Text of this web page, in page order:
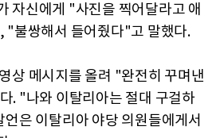
자신에게 "사진을 찍어달라고 애
"불쌍해서 들어줬다"고 말했다.
상 메시지를 올려 "완전히 꾸며낸
. "나와 이탈리아는 절대 구걸하
은 이탈리아 야당 의원들에게서